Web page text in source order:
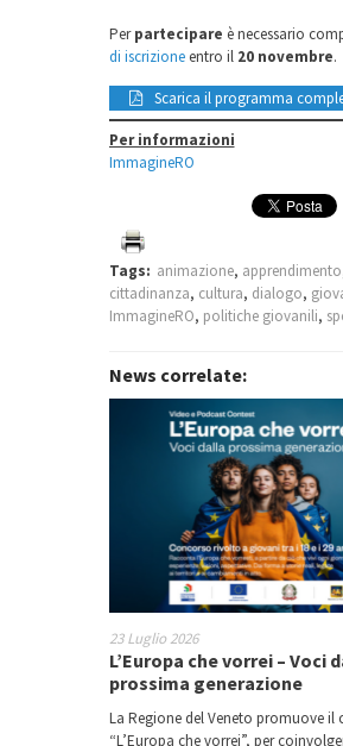
Perpartecipare è necessario
di iscrizioneentro il 20 novembre.
Scarica il programma
Per informazioni
ImmagineRO
Tags: animazione, apprendimento
cittadinanza, cultura, dialogo,
ImmagineRO, politiche giovanili,
News correlate:
23 Luglio 2026
L’Europa che vorrei – Voci
prossima generazione
La Regione del Veneto promuove il
“L’Europa che vorrei”, per